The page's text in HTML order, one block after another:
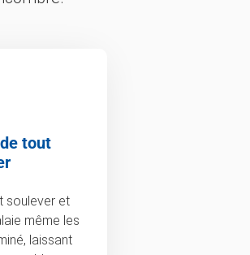
tout
soulever et
même les
laissant